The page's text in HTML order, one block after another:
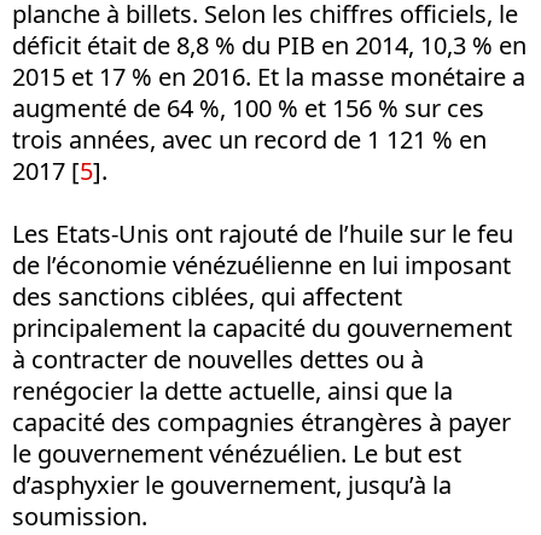
planche à billets. Selon les chiffres officiels, le
déficit était de 8,8 % du PIB en 2014, 10,3 % en
2015 et 17 % en 2016. Et la masse monétaire a
augmenté de 64 %, 100 % et 156 % sur ces
trois années, avec un record de 1 121 % en
2017 [5].
Les Etats-Unis ont rajouté de l’huile sur le feu
de l’économie vénézuélienne en lui imposant
des sanctions ciblées, qui affectent
principalement la capacité du gouvernement
à contracter de nouvelles dettes ou à
renégocier la dette actuelle, ainsi que la
capacité des compagnies étrangères à payer
le gouvernement vénézuélien. Le but est
d’asphyxier le gouvernement, jusqu’à la
soumission.